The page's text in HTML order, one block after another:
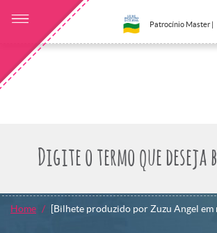
Patrocínio Master |
Home [Bilhete produzido por Zuzu Angel em